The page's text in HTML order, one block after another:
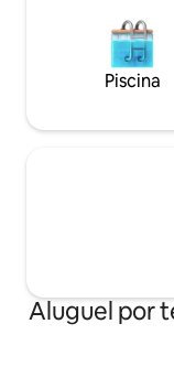
Piscina
Aluguel por